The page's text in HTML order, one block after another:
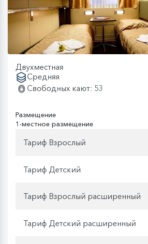
Двухместная
Средняя
Свободных кают: 53
Размещение
1-местное размещение
Тариф Взрослый
Тариф Детский
Тариф Взрослый расширенный
Тариф Детский расширенный